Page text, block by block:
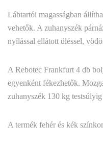
Lábtartói magasságban
vehetők. A zuhanyszék
nyílással ellátott üléssel,
A Rebotec Frankfurt 4 db
egyenként fékezhetők.
zuhanyszék 130 kg
A termék fehér és kék